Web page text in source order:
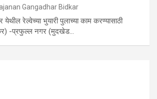
Gangadhar Bidkar
रेल्‍वेच्या भुयारी पुलाच्या काम करण्‍यासाठी
-प्रफुल्‍ल नगर (मुदखेड…